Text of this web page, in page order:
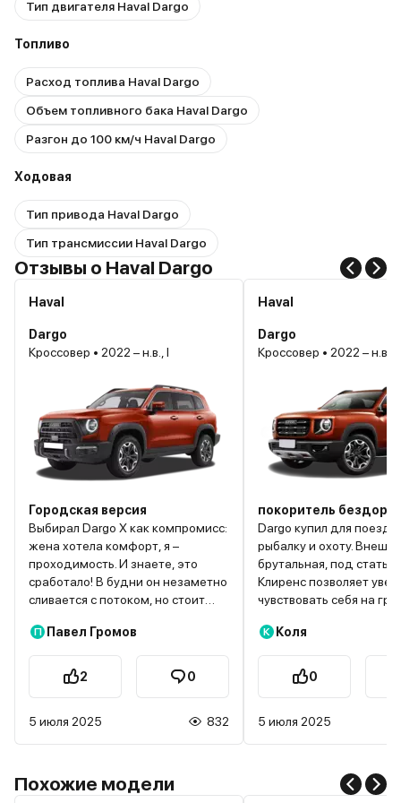
Тип двигателя Haval Dargo
Топливо
Расход топлива Haval Dargo
Объем топливного бака Haval Dargo
Разгон до 100 км/ч Haval Dargo
Ходовая
Тип привода Haval Dargo
Тип трансмиссии Haval Dargo
Отзывы о Haval Dargo
Haval
Dargo
Кроссовер • 2022 – н.в., I
Городская версия
Выбирал Dargo X как компромисс:
жена хотела комфорт, я –
проходимость. И знаете, это
сработало! В будни он незаметно
сливается с потоком, но стоит
проявляется характер. Недавно
ехали на пикник: дождь
превратил поле в болото, но
ждать трактор. В салоне –
приятные мелочи: подогрев руля,
огромный люк, через который
дети считают звезды. Жена
П Павел Громов
2 0
5 июля 2025 832
Haval
Dargo
Кроссовер • 2022 – н.в., I
покоритель
Dargo купил для
рыбалку и охоту.
брутальная, под стать
Клиренс позволяет
чувствовать себя на
привод работает
выбирался из
сложных ситуаций без
категории. Багажник
вместительный, все
тяговитый, но не самый
экономичный. Подвеска
К Коля
0
5 июля 2025
Похожие модели